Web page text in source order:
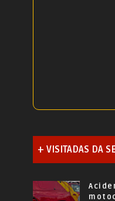
+ VISITADAS DA